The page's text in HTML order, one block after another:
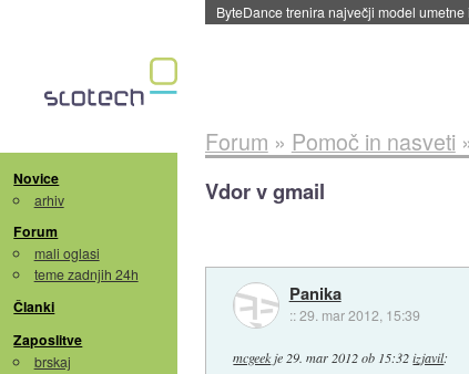
Spletne strani začele streči oglase za
Novice
arhiv
Forum
mali oglasi
teme zadnjih 24h
Članki
Zaposlitve
brskaj
Forum » Pomoč in nasveti
Vdor v gmail
Panika
::29. mar 2012, 15:39
mcgeekje 29. mar 2012 ob 15:32 izjavil: